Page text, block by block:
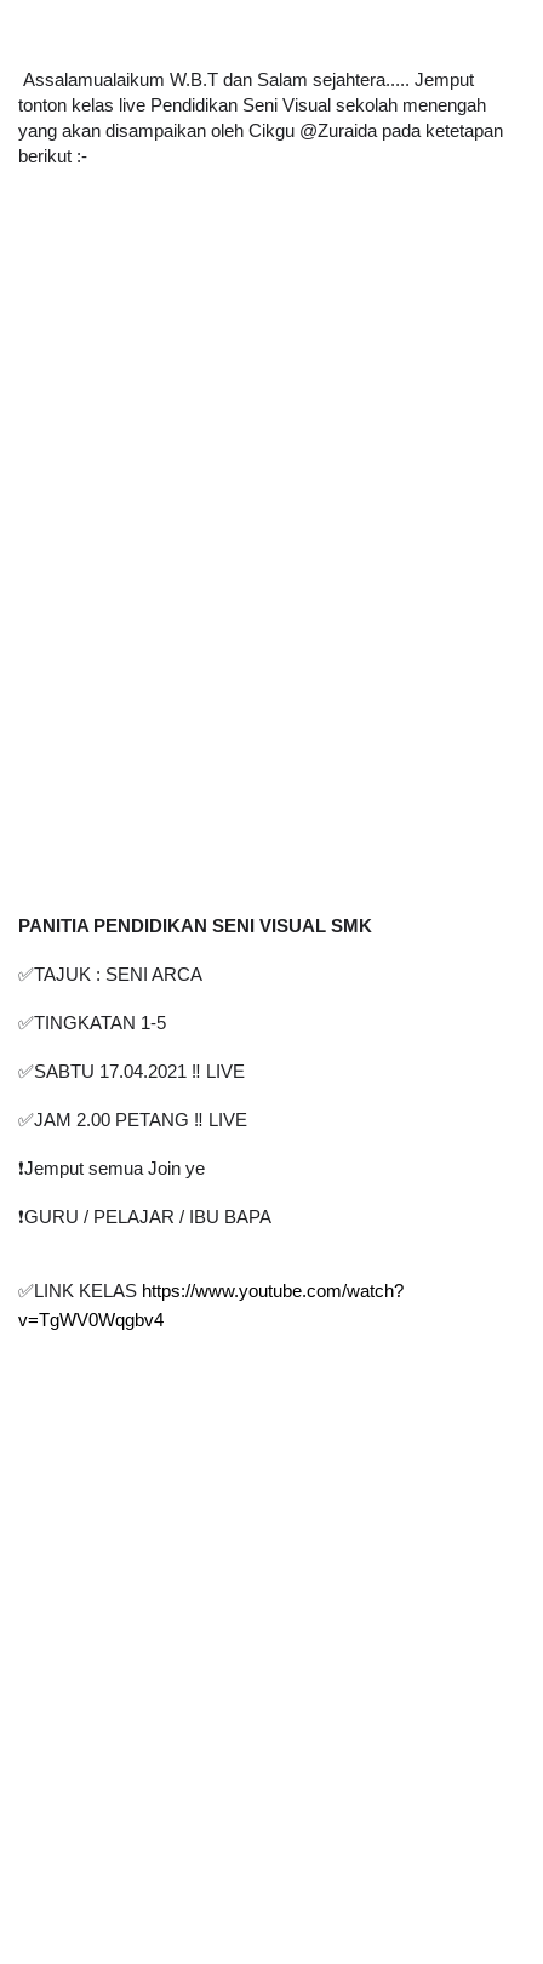
Assalamualaikum W.B.T dan Salam sejahtera..... Jemput
tonton kelas live Pendidikan Seni Visual sekolah menengah
yang akan disampaikan oleh Cikgu @Zuraida pada ketetapan
berikut :-
PANITIA PENDIDIKAN SENI VISUAL SMK
✅TAJUK : SENI ARCA
✅TINGKATAN 1-5
✅SABTU 17.04.2021 ‼️ LIVE
✅JAM 2.00 PETANG ‼️ LIVE
❗️Jemput semua Join ye
❗️GURU / PELAJAR / IBU BAPA
✅LINK KELAS https://www.youtube.com/watch?
v=TgWV0Wqgbv4